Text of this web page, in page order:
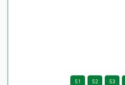
51 52 53